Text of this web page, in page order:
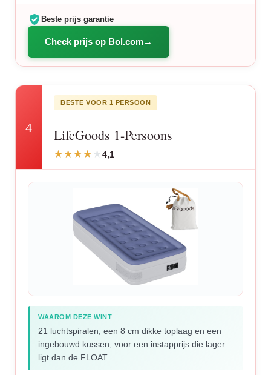
Beste prijs garantie
Check prijs op Bol.com
4
BESTE VOOR 1 PERSOON
LifeGoods 1-Persoons
4,1
WAAROM DEZE WINT
21 luchtspiralen, een 8 cm dikke toplaag en een
ingebouwd kussen, voor een instapprijs die lager
ligt dan de FLOAT.